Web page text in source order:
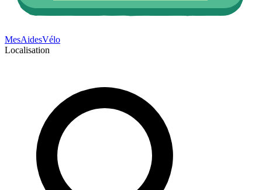
MesAidesVélo
Localisation